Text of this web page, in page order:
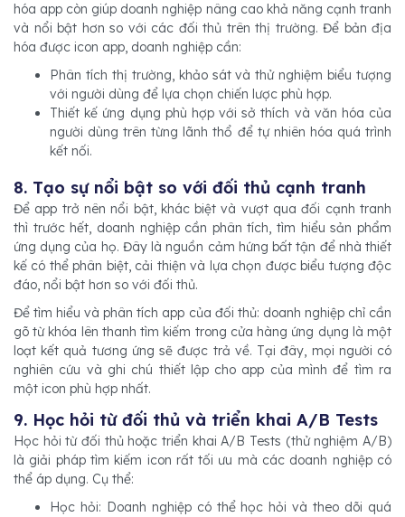
hóa app còn giúp doanh nghiệp nâng cao khả năng cạnh tranh
và nổi bật hơn so với các đối thủ trên thị trường. Để bản địa
hóa được icon app, doanh nghiệp cần:
Phân tích thị trường, khảo sát và thử nghiệm biểu tượng
với người dùng để lựa chọn chiến lược phù hợp.
Thiết kế ứng dụng phù hợp với sở thích và văn hóa của
người dùng trên từng lãnh thổ để tự nhiên hóa quá trình
kết nối.
8. Tạo sự nổi bật so với đối thủ cạnh tranh
Để app trở nên nổi bật, khác biệt và vượt qua đối cạnh tranh
thì trước hết, doanh nghiệp cần phân tích, tìm hiểu sản phẩm
ứng dụng của họ. Đây là nguồn cảm hứng bất tận để nhà thiết
kế có thể phân biệt, cải thiện và lựa chọn được biểu tượng độc
đáo, nổi bật hơn so với đối thủ.
Để tìm hiểu và phân tích app của đối thủ: doanh nghiệp chỉ cần
gõ từ khóa lên thanh tìm kiếm trong cửa hàng ứng dụng là một
loạt kết quả tương ứng sẽ được trả về. Tại đây, mọi người có
nghiên cứu và ghi chú thiết lập cho app của mình để tìm ra
một icon phù hợp nhất.
9. Học hỏi từ đối thủ và triển khai A/B Tests
Học hỏi từ đối thủ hoặc triển khai A/B Tests (thử nghiệm A/B)
là giải pháp tìm kiếm icon rất tối ưu mà các doanh nghiệp có
thể áp dụng. Cụ thể:
Học hỏi: Doanh nghiệp có thể học hỏi và theo dõi quá